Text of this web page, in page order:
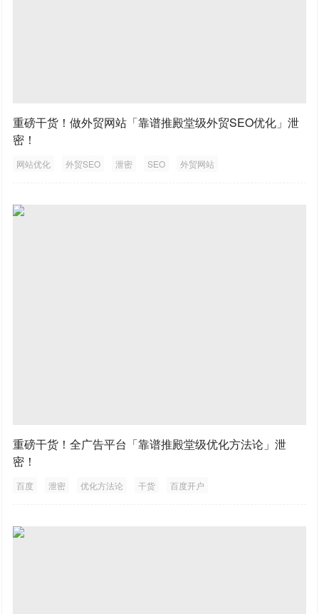
重磅干货！做外贸网站「靠谱推殿堂级外贸SEO优化」泄
密！
网站优化 外贸SEO 泄密 SEO 外贸网站
重磅干货！全广告平台「靠谱推殿堂级优化方法论」泄
密！
百度 泄密 优化方法论 干货 百度开户